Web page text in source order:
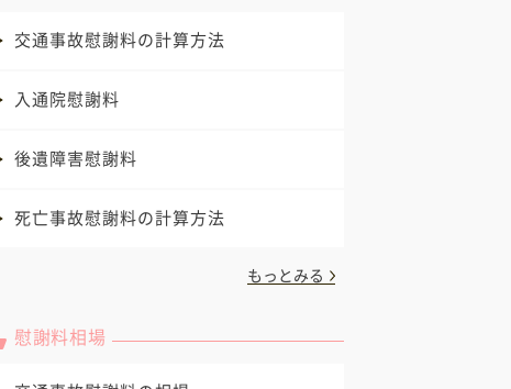
交通事故慰謝料の計算方法
入通院慰謝料
後遺障害慰謝料
死亡事故慰謝料の計算方法
もっとみる
慰謝料相場